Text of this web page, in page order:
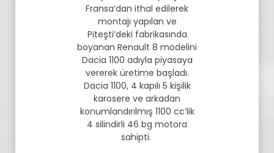
Fransa’dan ithal edilerek
montajı yapılan ve
Piteşti’deki fabrikasında
boyanan Renault 8 modelini
Dacia 1100 adıyla piyasaya
vererek üretime başladı.
Dacia 1100, 4 kapılı 5 kişilik
karosere ve arkadan
konumlandırılmış 1100 cc’lik
4 silindirli 46 bg motora
sahipti.